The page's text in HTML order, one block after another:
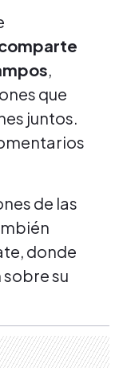
,
que
juntos.
de las
donde
su